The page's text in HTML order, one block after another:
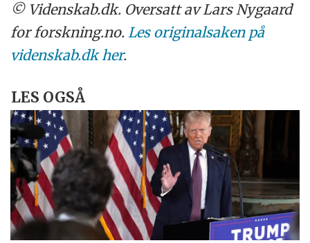
© Videnskab.dk. Oversatt av Lars Nygaard
for forskning.no.Les originalsaken på
videnskab.dk her.
LES OGSÅ